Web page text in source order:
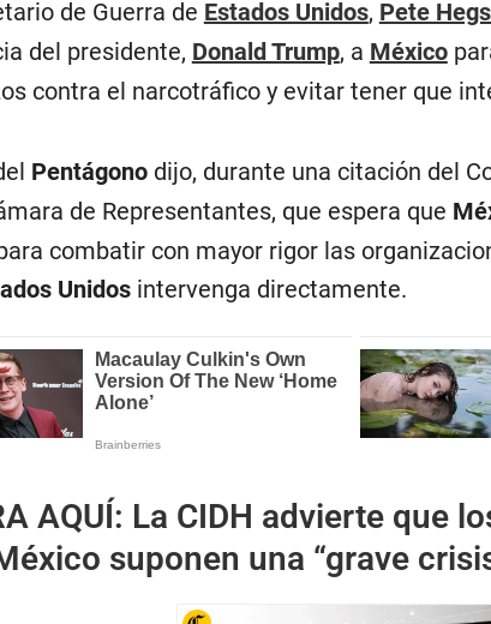
de Guerra de Estados Unidos, Pete
del presidente, Donald Trump, a México
contra el narcotráfico y evitar tener que
Pentágonodijo, durante una citación del
de Representantes, que espera que
combatir con mayor rigor las
Unidosintervenga directamente.
AQUÍ: La CIDH advierte que
suponen una “grave